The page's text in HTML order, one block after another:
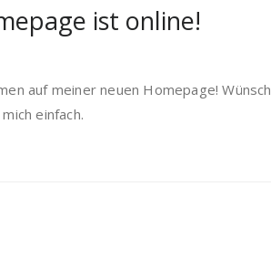
ist online!
auf meiner neuen Homepage!
einfach.